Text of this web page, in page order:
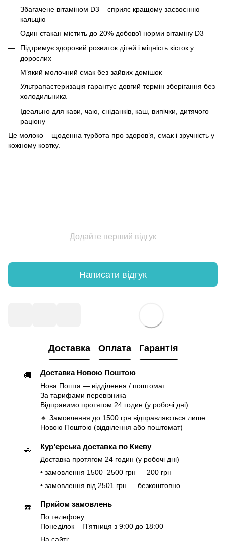
Збагачене вітаміном D3 – сприяє кращому засвоєнню
кальцію
Один стакан містить до 20% добової норми вітаміну D3
Підтримує здоровий розвиток дітей і міцність кісток у
дорослих
М’який молочний смак без зайвих домішок
Ультрапастеризація гарантує довгий термін зберігання без
холодильника
Ідеально для кави, чаю, сніданків, каш, випічки, дитячого
раціону
Це молоко – щоденна турбота про здоров’я, смак і зручність у
кожному ковтку.
Додайте перший відгук
Написати відгук
Доставка Оплата Гарантія
🚚 Доставка Новою Поштою
Нова Пошта — відділення / поштомат
За тарифами перевізника
Відправимо протягом 24 годин (у робочі дні)
🔹 Замовлення до 1500 грн відправляються лише
Новою Поштою (відділення або поштомат)
🚗 Курʼєрська доставка по Києву
Доставка протягом 24 годин (у робочі дні)
• замовлення 1500–2500 грн — 200 грн
• замовлення від 2501 грн — безкоштовно
☎️ Прийом замовлень
По телефону:
Понеділок – Пʼятниця з 9:00 до 18:00